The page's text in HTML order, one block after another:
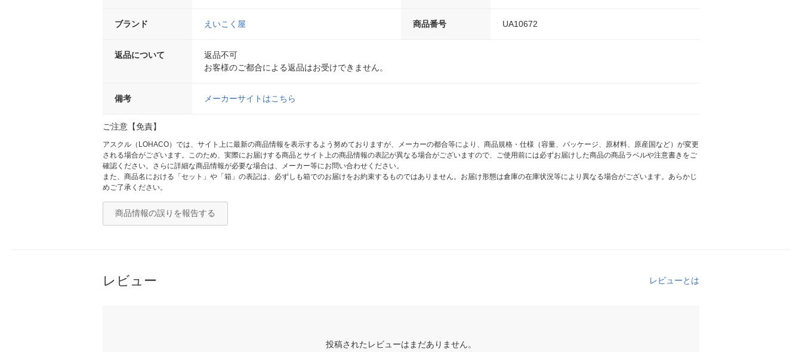
ブランド えいこく屋 商品番号 UA10672
返品について
返品不可
お客様のご都合による返品はお受けできません。
備考 メーカーサイトはこちら
ご注意【免責】
アスクル（LOHACO）では、サイト上に最新の商品情報を表示するよう努めておりますが、メーカーの都合等により、商品規格・仕様（容量、パッケージ、原材料、原産国など）が変更
される場合がございます。このため、実際にお届けする商品とサイト上の商品情報の表記が異なる場合がございますので、ご使用前には必ずお届けした商品の商品ラベルや注意書きをご
確認ください。さらに詳細な商品情報が必要な場合は、メーカー等にお問い合わせください。
また、商品名における「セット」や「箱」の表記は、必ずしも箱でのお届けをお約束するものではありません。お届け形態は倉庫の在庫状況等により異なる場合がございます。あらかじ
めご了承ください。
商品情報の誤りを報告する
レビュー レビューとは
投稿されたレビューはまだありません。